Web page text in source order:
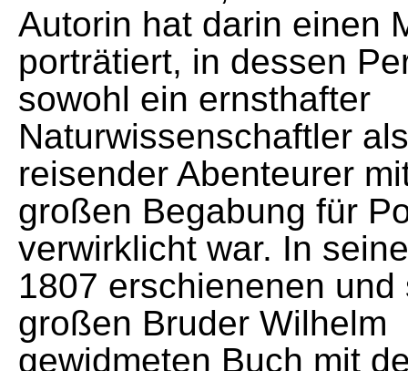
Autorin hat darin einen
porträtiert, in dessen
sowohl ein ernsthafter
Naturwissenschaftler
reisender Abenteurer
großen Begabung für
verwirklicht war. In
1807 erschienenen und
großen Bruder Wilhelm
gewidmeten Buch mit